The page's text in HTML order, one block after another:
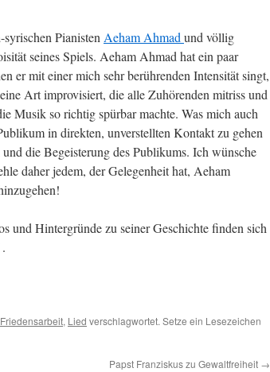
Pianisten Aeham Ahmad und völlig
seines Spiels. Aeham Ahmad hat ein paar
er mit einer mich sehr berührenden Intensität singt,
Art improvisiert, die alle Zuhörenden mitriss und
Musik so richtig spürbar machte. Was mich auch
in direkten, unverstellten Kontakt zu gehen
die Begeisterung des Publikums. Ich wünsche
daher jedem, der Gelegenheit hat, Aeham
und Hintergründe zu seiner Geschichte finden sich
.
Friedensarbeit, Lied verschlagwortet. Setze ein Lesezeichen
Papst Franziskus zu Gewaltfreiheit →